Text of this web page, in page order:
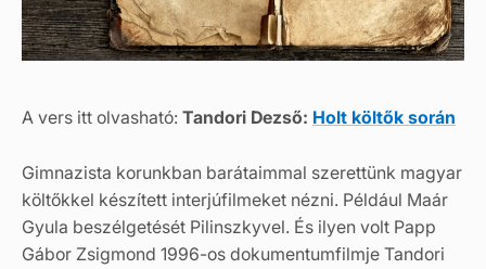
A vers itt olvasható: Tandori Dezső: Holt költők során
Gimnazista korunkban barátaimmal szerettünk magyar
költőkkel készített interjúfilmeket nézni. Például Maár
Gyula beszélgetését Pilinszkyvel. És ilyen volt Papp
Gábor Zsigmond 1996-os dokumentumfilmje Tandori